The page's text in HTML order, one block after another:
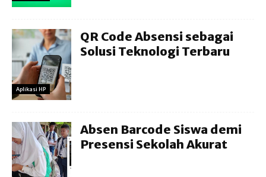
Aplikasi HP
QR Code Absensi sebagai
Solusi Teknologi Terbaru
Absen Barcode Siswa demi
Presensi Sekolah Akurat